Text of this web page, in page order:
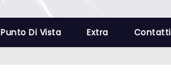
Punto Di Vista Extra Contatti